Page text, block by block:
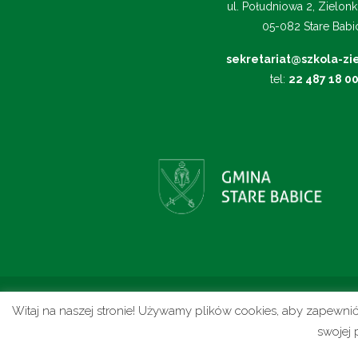
ul. Południowa 2,
05-082 Stare
sekretariat@szkola-
tel: 22 487 18
© 2025 Szkoła Podstawowa im. gen.
Witaj na naszej stronie! Używamy plików cookies, aby
swojej